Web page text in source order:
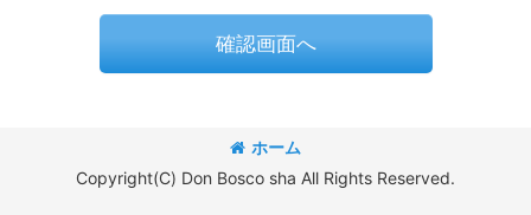
確認画面へ
ホーム
Copyright(C) Don Bosco sha All Rights Reserved.